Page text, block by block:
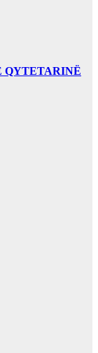
QYTETARINË